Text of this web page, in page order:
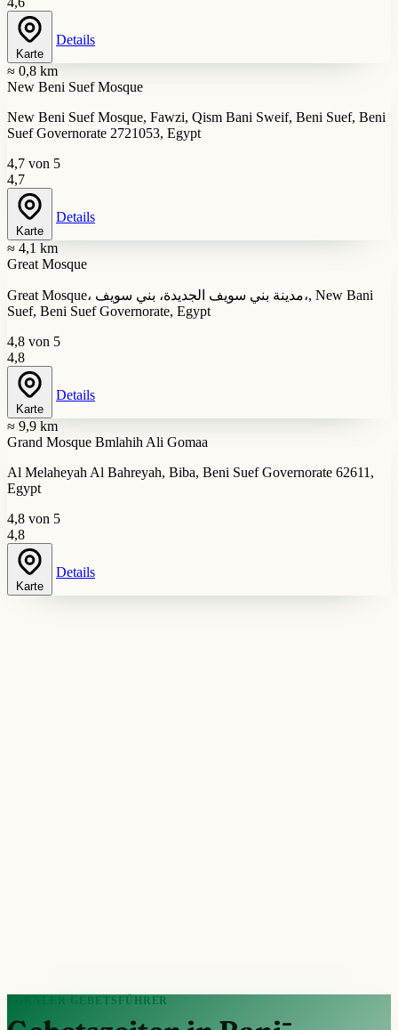
Karte
Details
≈ 0,8 km
New Beni Suef Mosque
New Beni Suef Mosque, Fawzi, Qism Bani Sweif, Beni Suef, Beni
Suef Governorate 2721053, Egypt
4,7 von 5
4,7
Karte
Details
≈ 4,1 km
Great Mosque
Great Mosque، مدينة بني سويف الجديدة، بني سويف،, New Bani
Suef, Beni Suef Governorate, Egypt
4,8 von 5
4,8
Karte
Details
≈ 9,9 km
Grand Mosque Bmlahih Ali Gomaa
Al Melaheyah Al Bahreyah, Biba, Beni Suef Governorate 62611,
Egypt
4,8 von 5
4,8
Karte
Details
LOKALER GEBETSFÜHRER